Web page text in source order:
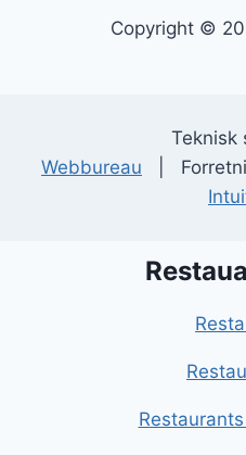
Copyright ©
Teknisk
Webbureau |